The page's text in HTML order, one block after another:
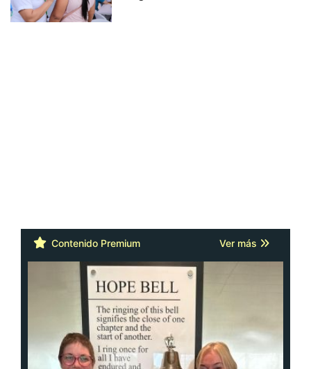
Contenido Premium Ver más